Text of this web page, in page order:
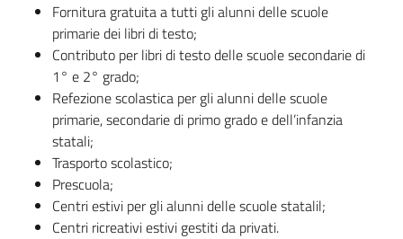
Fornitura gratuita a tutti gli alunni delle scuole
primarie dei libri di testo;
Contributo per libri di testo delle scuole secondarie di
1° e 2° grado;
Refezione scolastica per gli alunni delle scuole
primarie, secondarie di primo grado e dell’infanzia
statali;
Trasporto scolastico;
Prescuola;
Centri estivi per gli alunni delle scuole statalil;
Centri ricreativi estivi gestiti da privati.